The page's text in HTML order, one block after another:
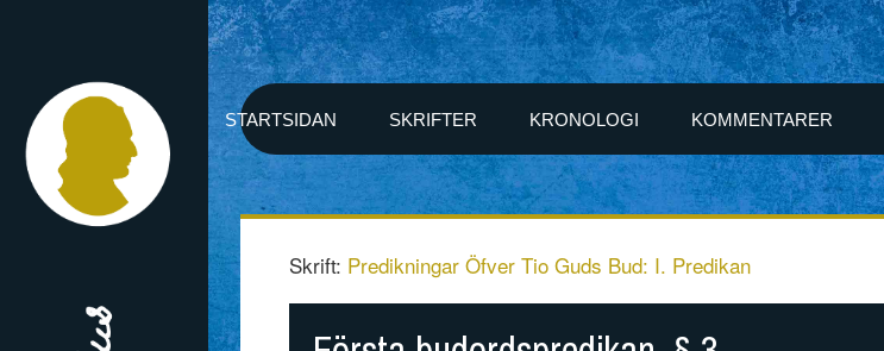
STARTSIDAN SKRIFTER KRONOLOGI KOMMENTARER
Skrift: Predikningar Öfver Tio Guds Bud: I. Predikan